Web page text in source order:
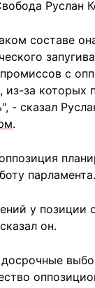
Руслан
составе
с
из-за которых
- сказал
.
парламента.
у позиции
он.